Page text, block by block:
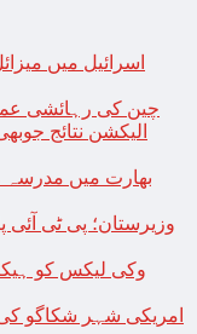
چین کی رہائشی عمارت
الیکشن نتائج
وزیرستان؛ پی ٹی آئی
وکی لیکس کو
امریکی شہر شکاگو